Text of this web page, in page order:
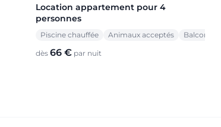
Location appartement pour 4
personnes
Piscine chauffée Animaux acceptés Balcon
dès 66 € par nuit